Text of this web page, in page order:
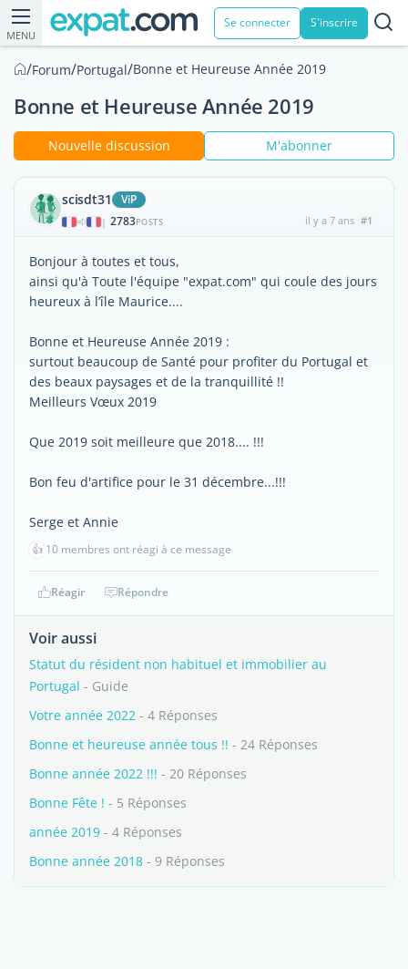
MENU
Se connecter S'inscrire
/Forum/Portugal/Bonne et Heureuse Année 2019
Bonne et Heureuse Année 2019
Nouvelle discussion M'abonner
scisdt31 ViP
| 2783POSTS il y a 7 ans #1
Bonjour à toutes et tous,
ainsi qu'à Toute l'équipe "expat.com" qui coule des jours
heureux à l’île Maurice....
Bonne et Heureuse Année 2019 :
surtout beaucoup de Santé pour profiter du Portugal et
des beaux paysages et de la tranquillité !!
Meilleurs Vœux 2019
Que 2019 soit meilleure que 2018.... !!!
Bon feu d'artifice pour le 31 décembre...!!!
Serge et Annie
👍 10 membres ont réagi à ce message
Réagir Répondre
Voir aussi
Statut du résident non habituel et immobilier au
Portugal - Guide
Votre année 2022 - 4 Réponses
Bonne et heureuse année tous !! - 24 Réponses
Bonne année 2022 !!! - 20 Réponses
Bonne Fête ! - 5 Réponses
année 2019 - 4 Réponses
Bonne année 2018 - 9 Réponses